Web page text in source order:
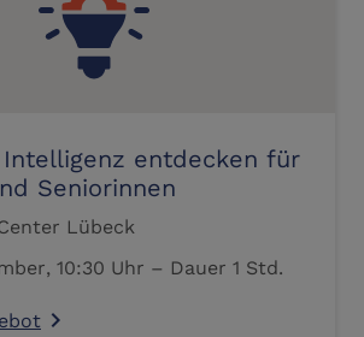
entdecken für
Seniorinnen
Lübeck
16. September, 10:30 Uhr – Dauer 1 Std.
navigate_next